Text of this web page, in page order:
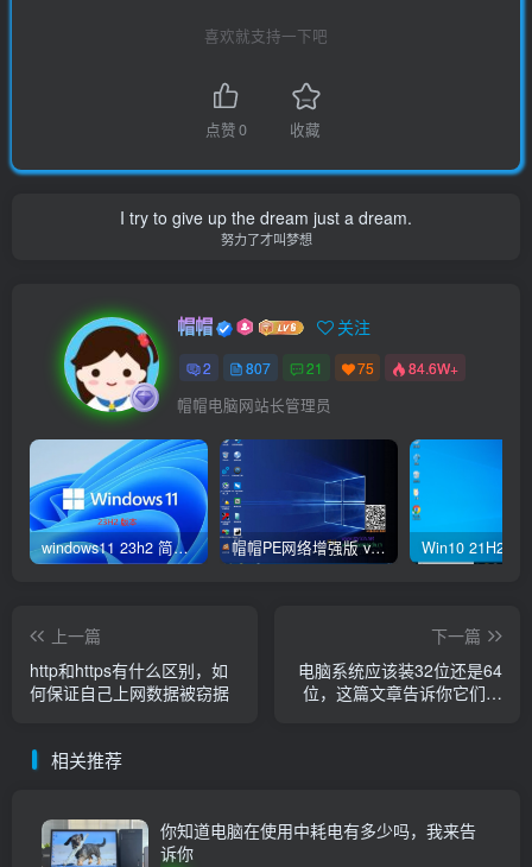
喜欢就支持一下吧
点赞0 收藏
I try to give up the dream just a dream.
努力了才叫梦想
帽帽 关注
2 807 21 75 84.6W+
帽帽电脑网站长管理员
windows11 23h2 简体中文版64位 正式版 帽帽PE网络增强版 v2.4版本
上一篇
http和https有什么区别，如
何保证自己上网数据被窃据
下一篇
电脑系统应该装32位还是64
位，这篇文章告诉你它们的
相关推荐
你知道电脑在使用中耗电有多少吗，我来告
诉你